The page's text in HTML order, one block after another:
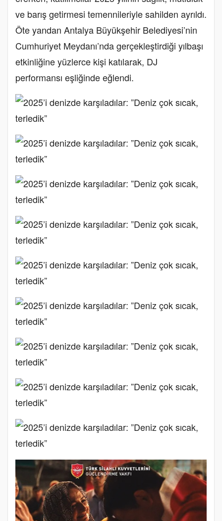
ve barış getirmesi temennileriyle sahilden ayrıldı.
Öte yandan Antalya Büyükşehir Belediyesi’nin
Cumhuriyet Meydanı’nda gerçekleştirdiği yılbaşı
etkinliğine yüzlerce kişi katılarak, DJ
performansı eşliğinde eğlendi.